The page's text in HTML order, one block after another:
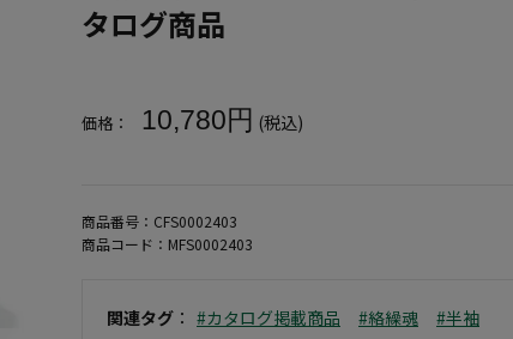
タログ商品
価格： 10,780円 (税込)
商品番号： CFS0002403
商品コード： MFS0002403
関連タグ ： #カタログ掲載商品 #絡繰魂 #半袖